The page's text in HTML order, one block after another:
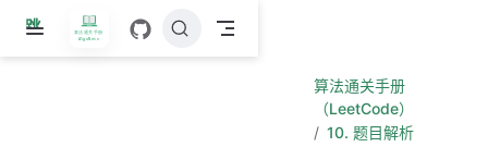
跳
算法通关手册
（LeetCode）
10. 题目解析